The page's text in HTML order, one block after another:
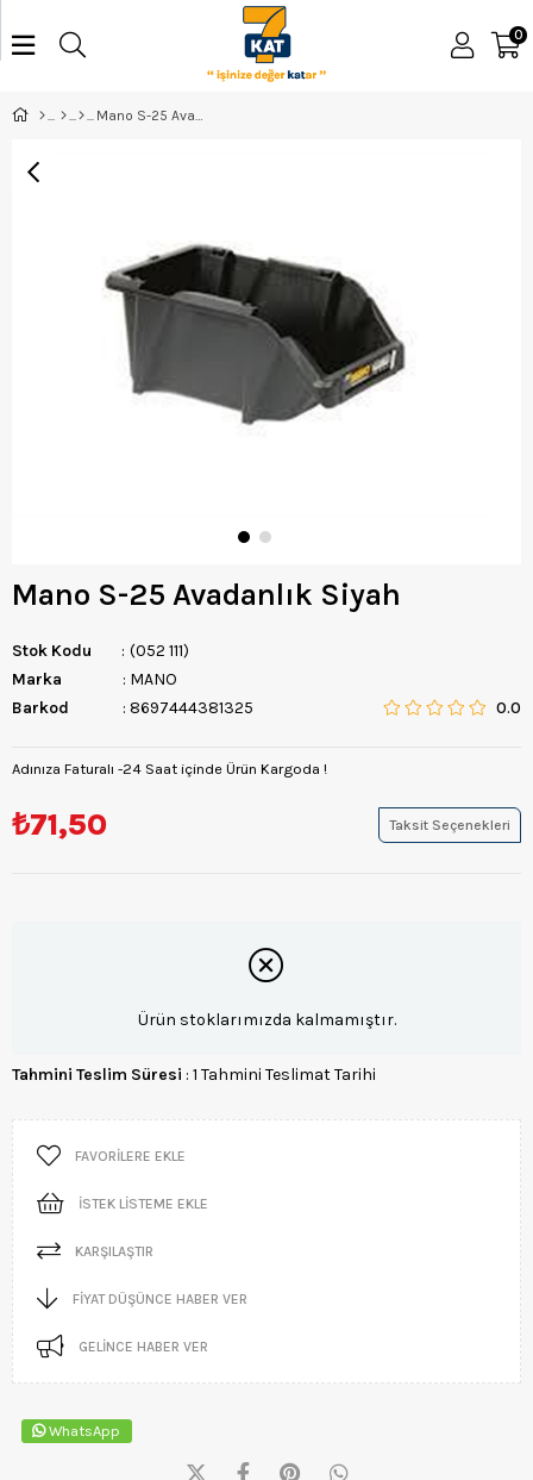
0
Mano S-25 Avadanlık Siyah
Stok Kodu
(052 111)
Marka
: MANO
Barkod
: 8697444381325 0.0
Adınıza Faturalı -24 Saat içinde Ürün Kargoda !
₺71,50 Taksit Seçenekleri
Ürün stoklarımızda kalmamıştır.
Tahmini Teslim Süresi : 1 Tahmini Teslimat Tarihi
FAVORILERE EKLE
İSTEK LISTEME EKLE
KARŞILAŞTIR
FIYAT DÜŞÜNCE HABER VER
GELINCE HABER VER
WhatsApp